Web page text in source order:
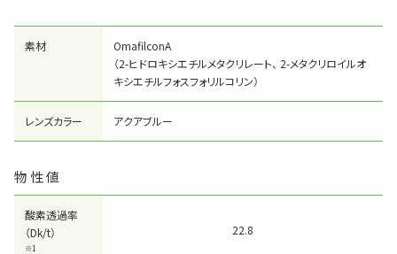
素材
OmafilconA
（2-ヒドロキシエチルメタクリレート、 2-メタクリロイルオ
キシエチルフォスフォリルコリン）
レンズカラー アクアブルー
物性値
酸素透過率
（Dk/t）
※1
22.8